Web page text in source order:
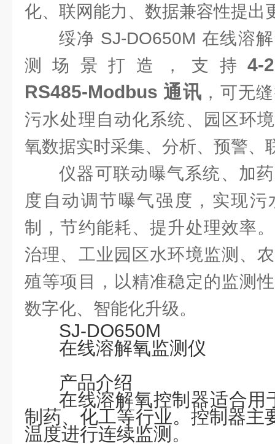
化、联网能力、数据兼容性提出
绥净 SJ‑DO650M 在线溶
测场景打造，支持
RS485‑Modbus 通讯 ，可无
污水处理自动化系统、园区环
氧数据实时采集、分析、预警、
仪器可联动曝气系统、加
度自动调节曝气强度，实现
制，节约能耗、提升处理效率
治理、工业园区水环境监测、
殖等项目，以精准稳定的监测
数字化、智能化升级。
SJ-DO650M
在线溶解氧监测仪
产品介绍
在线溶解氧控制器适合用
制药、化工等行业。控制器主
温度进行连续监测。